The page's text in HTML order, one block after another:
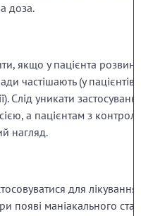
доза.
якщо у пацієнта
частішають (у пацієнтів
Слід уникати
а пацієнтам з
нагляд.
для
появі маніакального